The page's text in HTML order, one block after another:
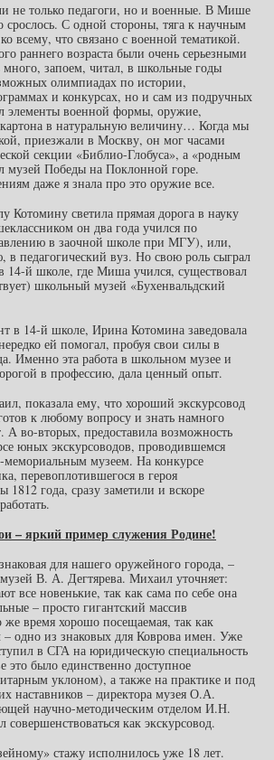
не только педагоги, но и военные. В Мише
срослось. С одной стороны, тяга к научным
всему, что связано с военной тематикой.
раннего возраста были очень серьезными
много, запоем, читал, в школьные годы
олимпиадах по истории,
и конкурсах, но и сам из подручных
элементы военной формы, оружие,
в натуральную величину… Когда мы
приезжали в Москву, он мог часами
секции «Библио-Глобуса», а «родным
музей Победы на Поклонной горе.
даже я знала про это оружие все.
Котомину светила прямая дорога в науку
он два года учился по
в заочной школе при МГУ), или,
в педагогический вуз. Но свою роль сыграл
14-й школе, где Миша учился, существовал
школьный музей «Бухенвальдский
в 14-й школе, Ирина Котомина заведовала
ей помогал, пробуя свои силы в
Именно эта работа в школьном музее и
в профессию, дала ценный опыт.
показала ему, что хороший экскурсовод
к любому вопросу и знать намного
А во-вторых, предоставила возможность
юных экскурсоводов, проводившемся
мемориальным музеем. На конкурсе
перевоплотившегося в героя
1812 года, сразу заметили и вскоре
– яркий пример служения Родине!
для нашего оружейного города, –
В. А. Дегтярева. Михаил уточняет:
все новенькие, так как сама по себе она
– просто гигантский массив
время хорошо посещаемая, так как
одно из знаковых для Коврова имен. Уже
в СГА на юридическую специальность
это было единственно доступное
уклоном), а также на практике и под
наставников – директора музея О.А.
научно-методическим отделом И.Н.
как экскурсовод.
стажу исполнилось уже 18 лет.